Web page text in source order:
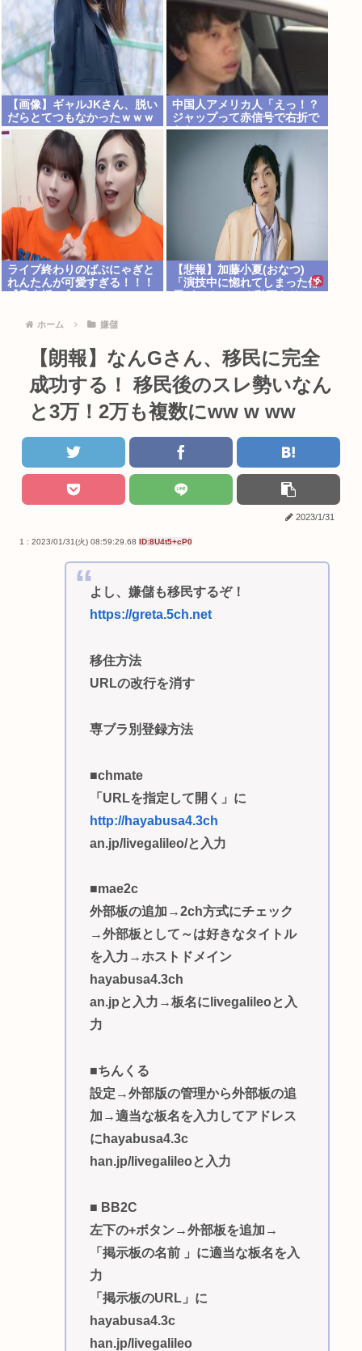
【画像】ギャルJKさん、脱い
だらとてつもなかったｗｗｗ
中国人アメリカ人「えっ！？
ジャップって赤信号で右折で
きないの？」
ライブ終わりのばぶにゃぎと
れんたんが可愛すぎる！！！
【悲報】加藤小夏(おなつ)
「演技中に惚れてしまった俳
ホーム 嫌儲
【朗報】なんGさん、移民に完全
成功する！ 移民後のスレ勢いなん
と3万！2万も複数にww w ww
2023/1/31
1 : 2023/01/31(火) 08:59:29.68 ID:8U4t5+cP0
よし、嫌儲も移民するぞ！
https://greta.5ch.net
移住方法
URLの改行を消す
専ブラ別登録方法
■chmate
「URLを指定して開く」に
http://hayabusa4.3ch
an.jp/livegalileo/と入力
■mae2c
外部板の追加→2ch方式にチェック
→外部板として～は好きなタイトル
を入力→ホストドメイン
hayabusa4.3ch
an.jpと入力→板名にlivegalileoと入
力
■ちんくる
設定→外部版の管理から外部板の追
加→適当な板名を入力してアドレス
にhayabusa4.3c
han.jp/livegalileoと入力
■ BB2C
左下の+ボタン→外部板を追加→
「掲示板の名前 」に適当な板名を入
力
「掲示板のURL」に
hayabusa4.3c
han.jp/livegalileo